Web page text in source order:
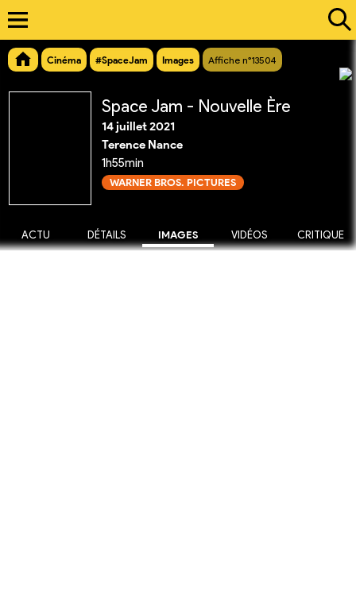
Cinéma #SpaceJam Images Affiche n°13504
Space Jam - Nouvelle Ère
14 juillet 2021
Terence Nance
1h55min
WARNER BROS. PICTURES
ACTU DÉTAILS IMAGES VIDÉOS CRITIQUE